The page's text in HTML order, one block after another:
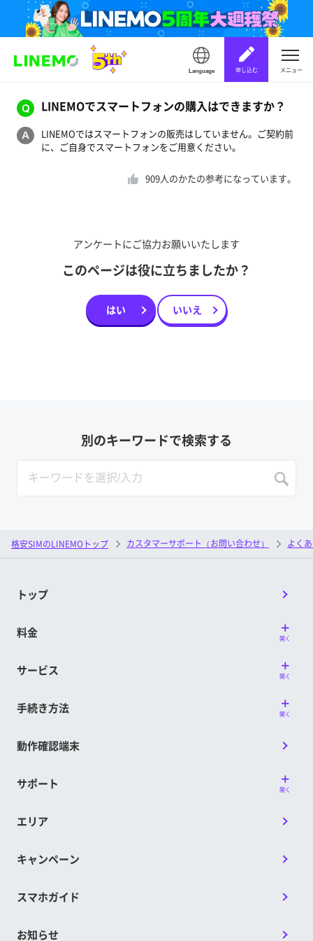
Language 申し込む メニュー
LINEMOでスマートフォンの購入はできますか？
LINEMOではスマートフォンの販売はしていません。ご契約前
に、ご自身でスマートフォンをご用意ください。
909人のかたの参考になっています。
アンケートにご協力お願いいたします
このページは役に立ちましたか？
はい いいえ
別のキーワードで検索する
格安SIMのLINEMOトップ カスタマーサポート（お問い合わせ） よく
トップ
料金 開く
サービス 開く
手続き方法 開く
動作確認端末
サポート 開く
エリア
キャンペーン
スマホガイド
お知らせ